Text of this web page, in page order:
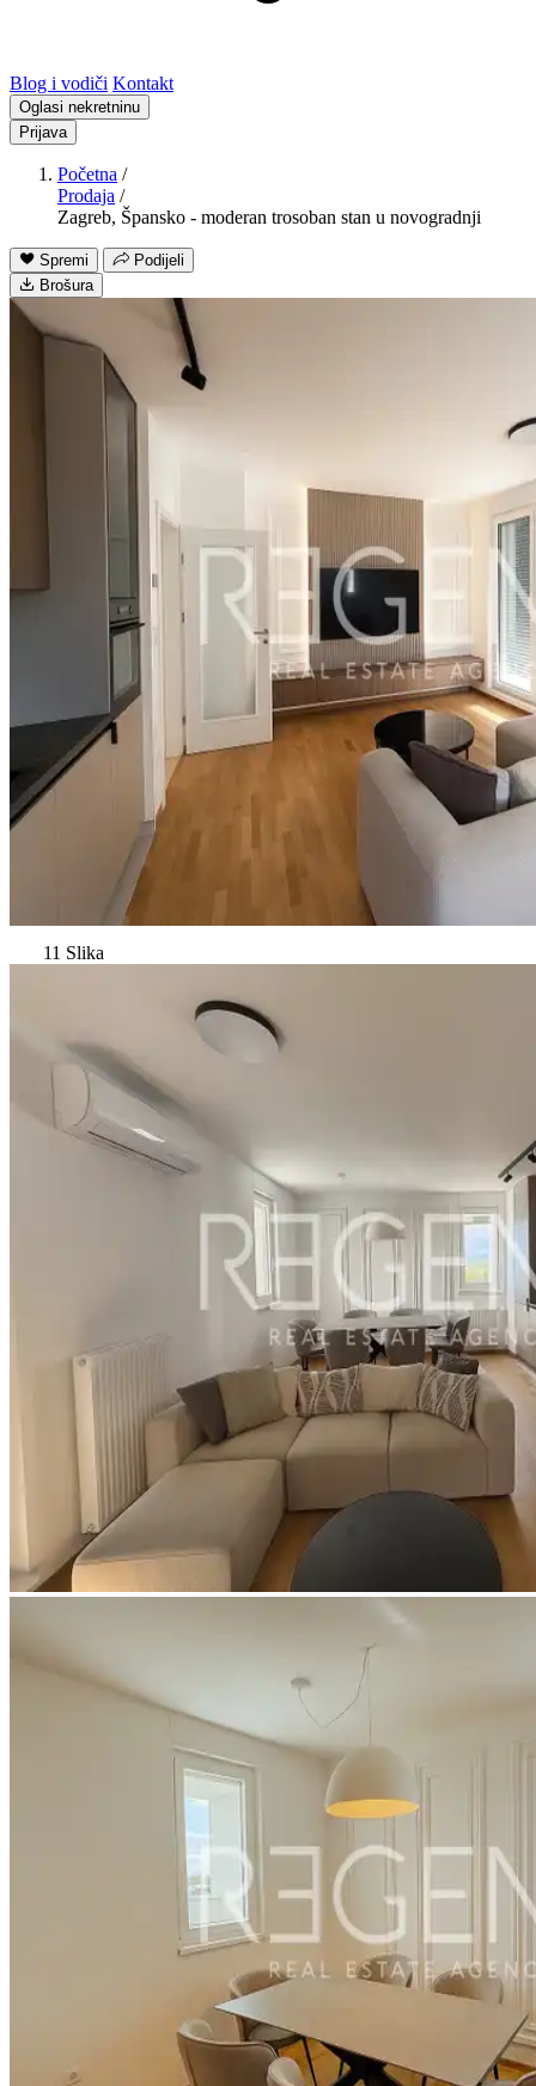
Blog i vodiči Kontakt
Oglasi nekretninu
Prijava
Početna /
Prodaja /
Zagreb, Špansko - moderan trosoban stan u novogradnji
Spremi
Podijeli
Brošura
11 Slika